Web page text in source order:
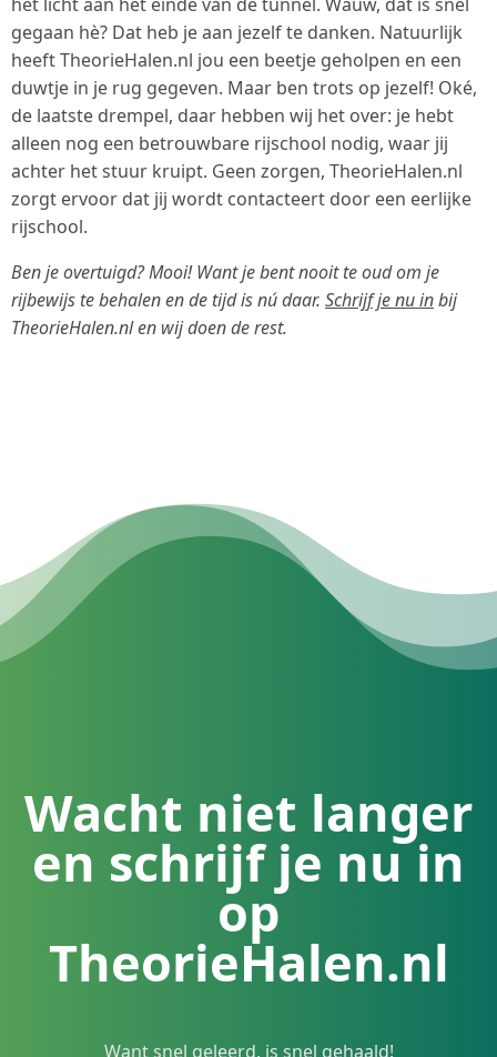
gegaan hè? Dat heb je aan jezelf te danken. Natuurlijk
heeft TheorieHalen.nl jou een beetje geholpen en een
duwtje in je rug gegeven. Maar ben trots op jezelf! Oké,
de laatste drempel, daar hebben wij het over: je hebt
alleen nog een betrouwbare rijschool nodig, waar jij
achter het stuur kruipt. Geen zorgen, TheorieHalen.nl
zorgt ervoor dat jij wordt contacteert door een eerlijke
rijschool.
Ben je overtuigd? Mooi! Want je bent nooit te oud om je
rijbewijs te behalen en de tijd is nú daar. Schrijf je nu inbij
TheorieHalen.nl en wij doen de rest.
Wacht niet langer
en schrijf je nu in
op
TheorieHalen.nl
Want snel geleerd, is snel gehaald!